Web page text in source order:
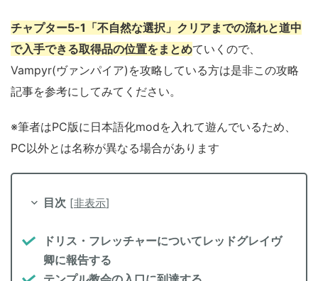
チャプター5-1「不自然な選択」クリアまでの流れと道中
で入手できる取得品の位置をまとめていくので、
Vampyr(ヴァンパイア)を攻略している方は是非この攻略
記事を参考にしてみてください。
※筆者はPC版に日本語化modを入れて遊んでいるため、
PC以外とは名称が異なる場合があります
目次 [非表示]
ドリス・フレッチャーについてレッドグレイヴ
卿に報告する